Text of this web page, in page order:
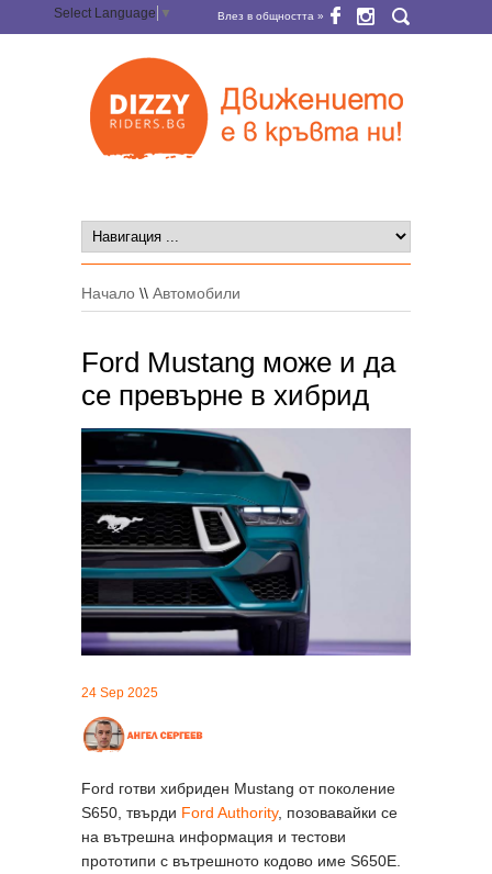
Select Language ▼ Влез в общността »
Начало \\ Автомобили
Ford Mustang може и да
се превърне в хибрид
24 Sep 2025
Ford готви хибриден Mustang от поколение
S650, твърди Ford Authority, позовавайки се
на вътрешна информация и тестови
прототипи с вътрешното кодово име S650E.